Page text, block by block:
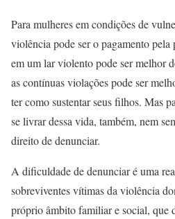
Para mulheres em condições de
violência pode ser o pagamento
em um lar violento pode ser melhor
as contínuas violações pode ser
ter como sustentar seus filhos. Mas
se livrar dessa vida, também, nem
direito de denunciar.
A dificuldade de denunciar é uma
sobreviventes vítimas da violência
próprio âmbito familiar e social, que